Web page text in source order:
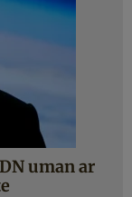
uman ar